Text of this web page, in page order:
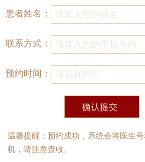
患者姓名：
联系方式：
预约时间：
温馨提醒：预约成功，系统会将医生
机，请注意查收。